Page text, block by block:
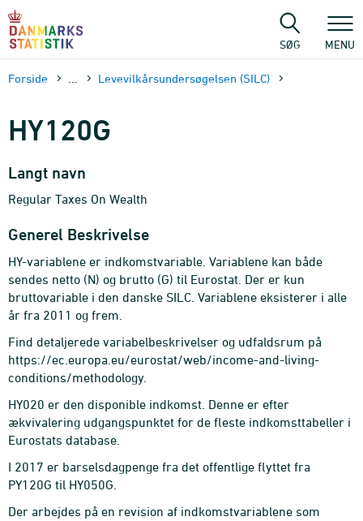
sidens
SØG MENU
Forside Levevilkårsundersøgelsen (SILC)
HY120G
Langt navn
Regular Taxes On Wealth
Generel Beskrivelse
HY-variablene er indkomstvariable. Variablene kan både
sendes netto (N) og brutto (G) til Eurostat. Der er kun
bruttovariable i den danske SILC. Variablene eksisterer i alle
år fra 2011 og frem.
Find detaljerede variabelbeskrivelser og udfaldsrum på
https://ec.europa.eu/eurostat/web/income-and-living-
conditions/methodology.
HY020 er den disponible indkomst. Denne er efter
ækvivalering udgangspunktet for de fleste indkomsttabeller i
Eurostats database.
I 2017 er barselsdagpenge fra det offentlige flyttet fra
PY120G til HY050G.
Der arbejdes på en revision af indkomstvariablene som